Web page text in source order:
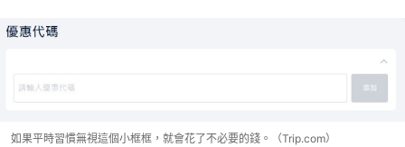
如果平時習慣無視這個小框框，就會花了不必要的錢。（Trip.com）